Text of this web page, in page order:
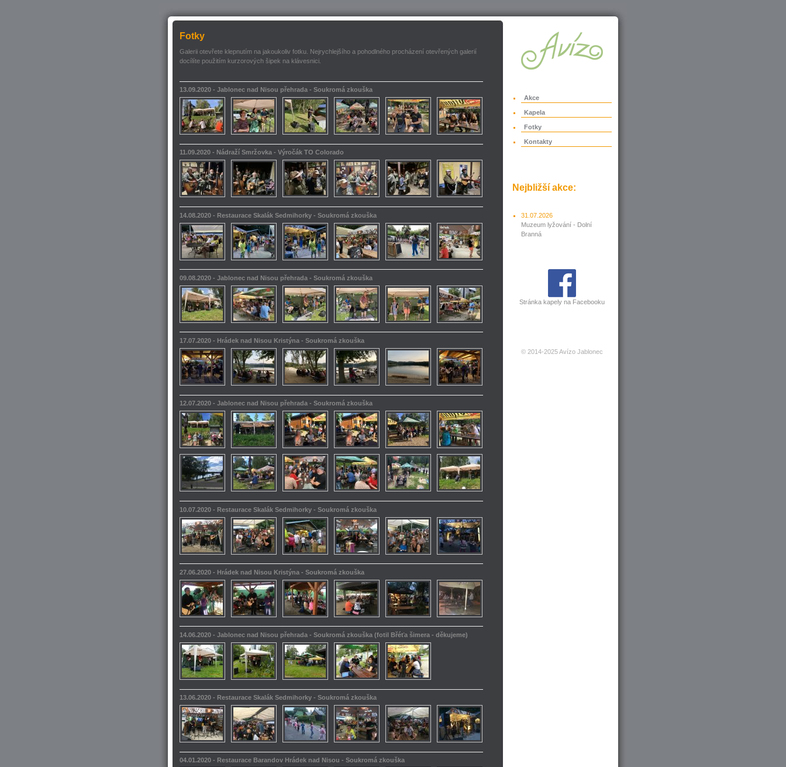
Akce
Kapela
Fotky
Kontakty
Nejbližší akce:
31.07.2026
Muzeum lyžování - Dolní
Branná
Stránka kapely na Facebooku
© 2014-2025 Avízo Jablonec
Fotky
Galerii otevřete klepnutím na jakoukoliv fotku. Nejrychlejšího a pohodlného procházení otevřených galerií
docílíte použitím kurzorových šipek na klávesnici.
13.09.2020 - Jablonec nad Nisou přehrada - Soukromá zkouška
11.09.2020 - Nádraží Smržovka - Výročák TO Colorado
14.08.2020 - Restaurace Skalák Sedmihorky - Soukromá zkouška
09.08.2020 - Jablonec nad Nisou přehrada - Soukromá zkouška
17.07.2020 - Hrádek nad Nisou Kristýna - Soukromá zkouška
12.07.2020 - Jablonec nad Nisou přehrada - Soukromá zkouška
10.07.2020 - Restaurace Skalák Sedmihorky - Soukromá zkouška
27.06.2020 - Hrádek nad Nisou Kristýna - Soukromá zkouška
14.06.2020 - Jablonec nad Nisou přehrada - Soukromá zkouška (fotil Břéťa šimera - děkujeme)
13.06.2020 - Restaurace Skalák Sedmihorky - Soukromá zkouška
04.01.2020 - Restaurace Barandov Hrádek nad Nisou - Soukromá zkouška